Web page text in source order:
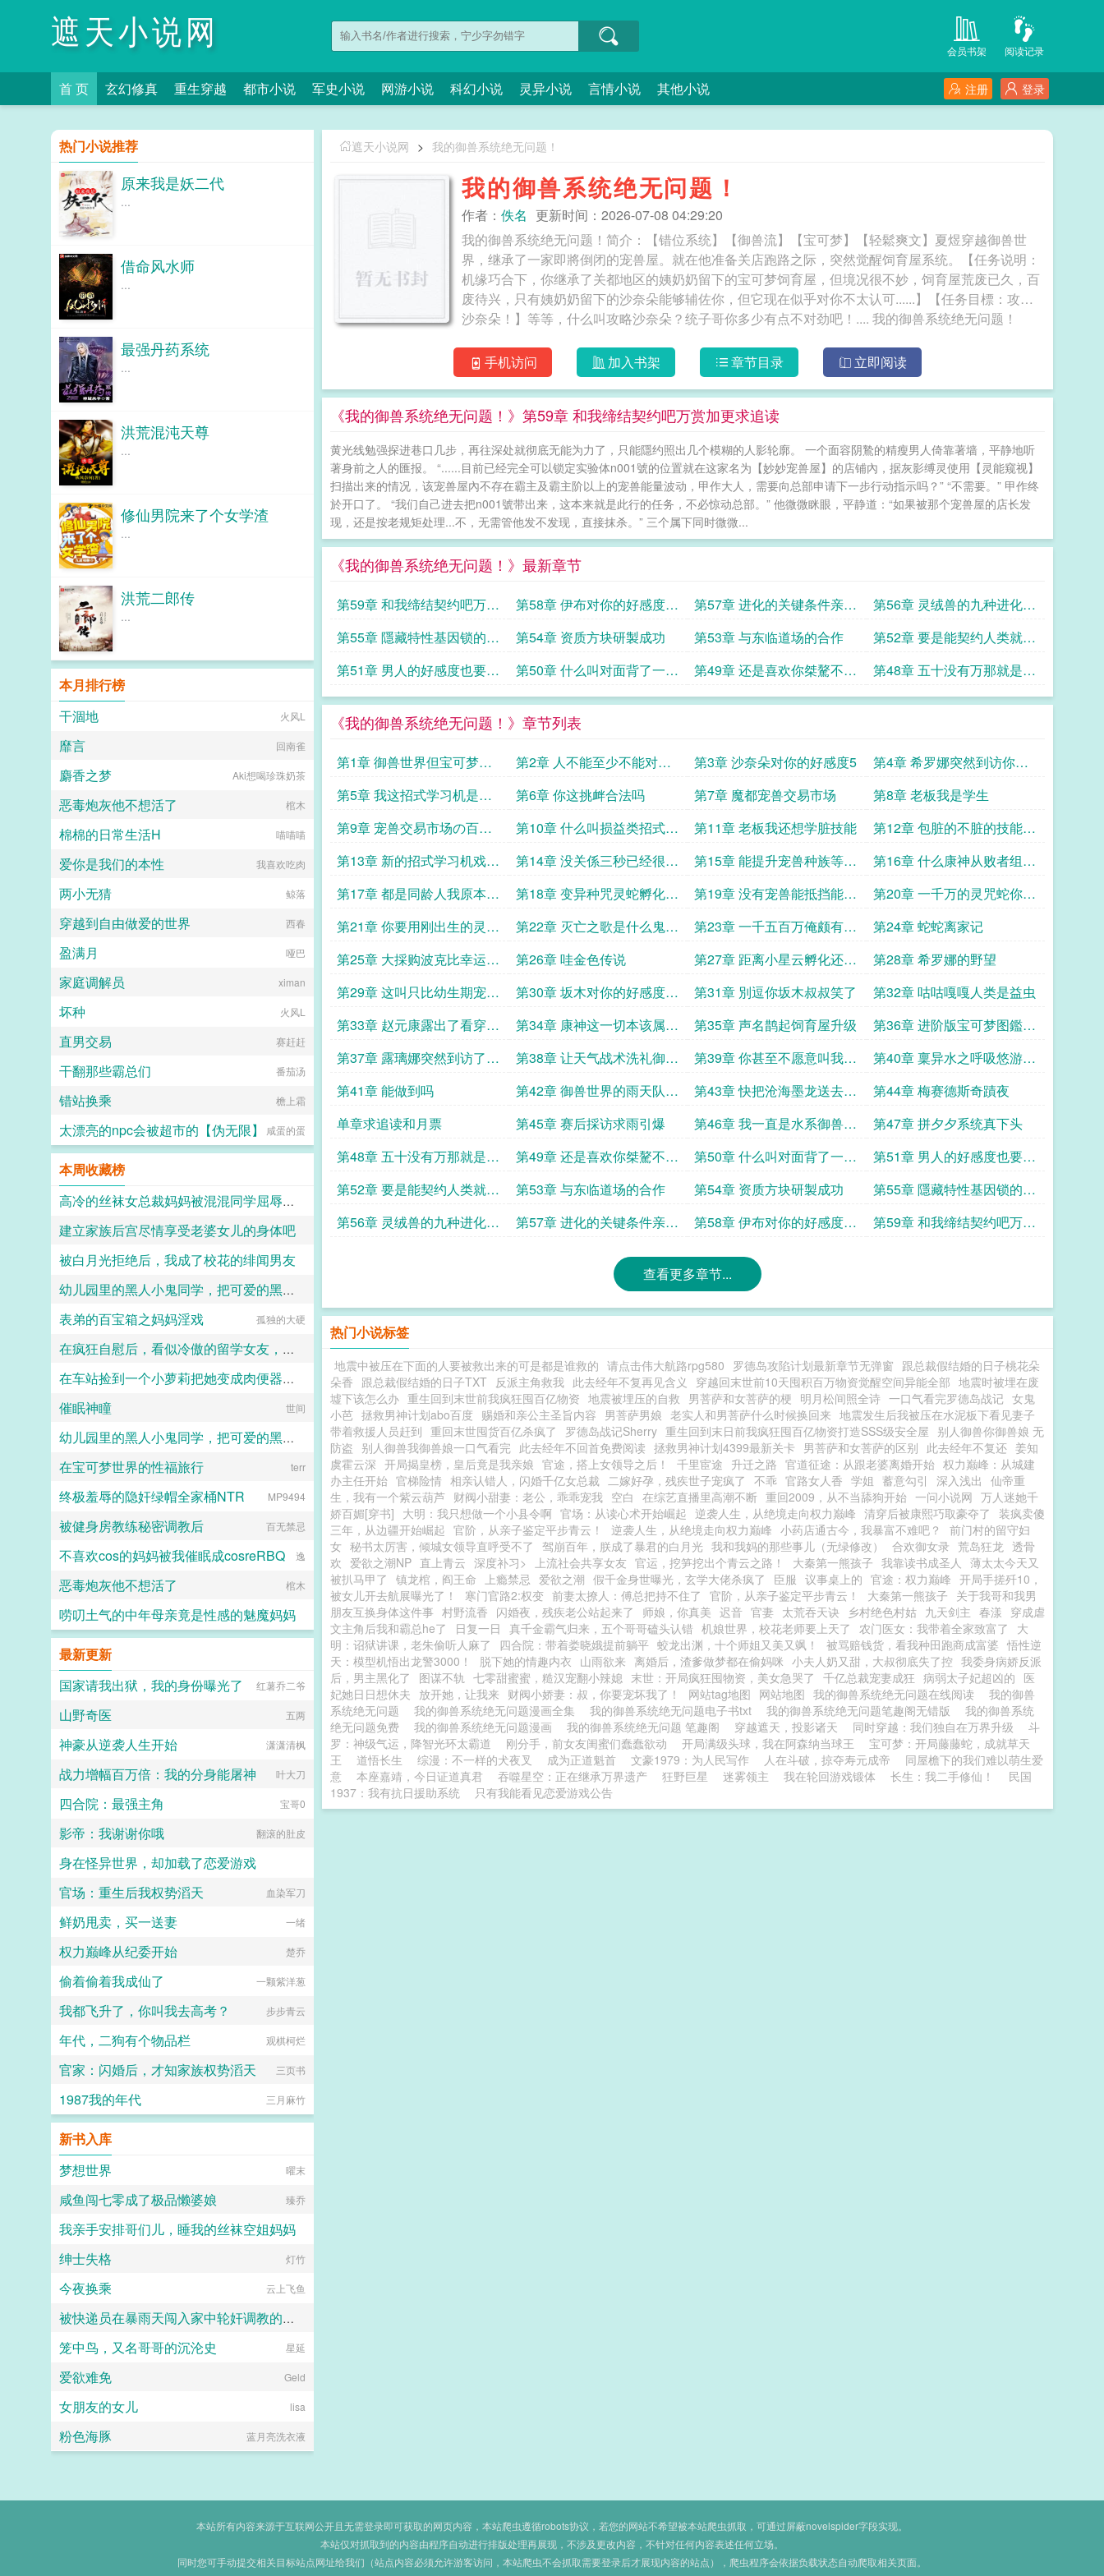
遮天小说网 阅读记录
会员书架
首 页 玄幻修真 重生穿越 都市小说 军史小说 网游小说 科幻小说 灵异小说 言情小说 其他小说 登录
注册
遮天小说网 > 我的御兽系统绝无问题！
我的御兽系统绝无问题！
作者： 佚名 更新时间：2026-07-08 04:29:20
我的御兽系统绝无问题！简介：【错位系统】【御兽流】【宝可梦】【轻鬆爽文】夏煜穿越御兽世
界，继承了一家即將倒闭的宠兽屋。就在他准备关店跑路之际，突然觉醒饲育屋系统。【任务说明：
机缘巧合下，你继承了关都地区的姨奶奶留下的宝可梦饲育屋，但境况很不妙，饲育屋荒废已久，百
废待兴，只有姨奶奶留下的沙奈朵能够辅佐你，但它现在似乎对你不太认可......】【任务目標：攻略
沙奈朵！】等等，什么叫攻略沙奈朵？统子哥你多少有点不对劲吧！.... 我的御兽系统绝无问题！
手机访问 加入书架 章节目录 立即阅读
《我的御兽系统绝无问题！》第59章 和我缔结契约吧万赏加更求追读
黄光线勉强探进巷口几步，再往深处就彻底无能为力了，只能隱约照出几个模糊的人影轮廓。 一个面容阴鷙的精瘦男人倚靠著墙，平静地听
著身前之人的匯报。 “......目前已经完全可以锁定实验体n001號的位置就在这家名为【妙妙宠兽屋】的店铺內，据灰影缚灵使用【灵能窥视】
扫描出来的情况，该宠兽屋內不存在霸主及霸主阶以上的宠兽能量波动，甲作大人，需要向总部申请下一步行动指示吗？” “不需要。” 甲作终
於开口了。 “我们自己进去把n001號带出来，这本来就是此行的任务，不必惊动总部。” 他微微眯眼，平静道：“如果被那个宠兽屋的店长发
现，还是按老规矩处理...不，无需管他发不发现，直接抹杀。” 三个属下同时微微...
《我的御兽系统绝无问题！》最新章节
第59章 和我缔结契约吧万赏
加更求追读
第58章 伊布对你的好感度10
求票求追读
第57章 进化的关键条件亲密
度
第56章 灵绒兽的九种进化形
態
第55章 隱藏特性基因锁的灵
绒兽
第54章 资质方块研製成功 第53章 与东临道场的合作
第52章 要是能契约人类就好
了求票求追读
第51章 男人的好感度也要涨
吗
第50章 什么叫对面背了一座
泉水和我打求票求追读
第49章 还是喜欢你桀驁不驯
的样子
第48章 五十没有万那就是块
咯求票求追读
《我的御兽系统绝无问题！》章节列表
第1章 御兽世界但宝可梦系
统
第2章 人不能至少不能对宠
兽
第3章 沙奈朵对你的好感度5
第4章 希罗娜突然到访你的
饲育屋
第5章 我这招式学习机是祖
传的
第6章 你这挑衅合法吗 第7章 魔都宠兽交易市场
第8章 老板我是学生
第9章 宠兽交易市场の百万
撤离
第10章 什么叫损益类招式不
能用了
第11章 老板我还想学脏技能
第12章 包脏的不脏的技能我
不教
第13章 新的招式学习机戏法
空间
第14章 没关係三秒已经很棒
了
第15章 能提升宠兽种族等级
的能量方块
第16章 什么康神从败者组爬
上来了真的假的
第17章 都是同龄人我原本没
想降维打击求追读
第18章 变异种咒灵蛇孵化遗
传招式灭亡之歌求追读
第19章 没有宠兽能抵挡能量
方块的诱惑
第20章 一千万的灵咒蛇你抢
劫呢
第21章 你要用刚出生的灵咒
蛇挑战稚火蜥
第22章 灭亡之歌是什么鬼臥
槽
第23章 一千五百万俺颇有佳
姿
第24章 蛇蛇离家记
第25章 大採购波克比幸运转
盘十连抽
第26章 哇金色传说
第27章 距离小星云孵化还剩
二十天
第28章 希罗娜的野望
第29章 这叫只比幼生期宠兽
大一点点
第30章 坂木对你的好感度提
升了
第31章 別逗你坂木叔叔笑了
第32章 咕咕嘎嘎人类是益虫
第33章 赵元康露出了看穿一
切的目光
第34章 康神这一切本该属於
你
第35章 声名鹊起饲育屋升级
第36章 进阶版宝可梦图鑑全
新进化途径求票求追读
第37章 露璃娜突然到访了你
的饲育屋
第38章 让天气战术洗礼御兽
世界求票求追读
第39章 你甚至不愿意叫我一
声店长
第40章 稟异水之呼吸悠游自
如求票求追读
第41章 能做到吗
第42章 御兽世界的雨天队首
秀求票求追读
第43章 快把沧海墨龙送去尿
检
第44章 梅赛德斯奇蹟夜
单章求追读和月票
第45章 赛后採访求雨引爆
第46章 我一直是水系御兽师
啊求票求追读
第47章 拼夕夕系统真下头
第48章 五十没有万那就是块
咯求票求追读
第49章 还是喜欢你桀驁不驯
的样子
第50章 什么叫对面背了一座
泉水和我打求票求追读
第51章 男人的好感度也要涨
吗
第52章 要是能契约人类就好
了求票求追读
第53章 与东临道场的合作 第54章 资质方块研製成功
第55章 隱藏特性基因锁的灵
绒兽
第56章 灵绒兽的九种进化形
第57章 进化的关键条件亲密
第58章 伊布对你的好感度10
第59章 和我缔结契约吧万赏
查看更多章节...
热门小说标签
地震中被压在下面的人要被救出来的可是都是谁救的 请点击伟大航路rpg580 罗德岛攻陷计划最新章节无弹窗 跟总裁假结婚的日子桃花朵
朵香 跟总裁假结婚的日子TXT 反派主角救我 此去经年不复再见含义 穿越回末世前10天囤积百万物资觉醒空间异能全部 地震时被埋在废
墟下该怎么办 重生回到末世前我疯狂囤百亿物资 地震被埋压的自救 男菩萨和女菩萨的梗 明月松间照全诗 一口气看完罗德岛战记 女鬼
小芭 拯救男神计划abo百度 赐婚和亲公主圣旨内容 男菩萨男娘 老实人和男菩萨什么时候换回来 地震发生后我被压在水泥板下看见妻子
带着救援人员赶到 重回末世囤货百亿杀疯了 罗德岛战记Sherry 重生回到末日前我疯狂囤百亿物资打造SSS级安全屋 别人御兽你御兽娘 无
防盗 别人御兽我御兽娘一口气看完 此去经年不回首免费阅读 拯救男神计划4399最新关卡 男菩萨和女菩萨的区别 此去经年不复还 姜知
虞霍云深 开局揭皇榜，皇后竟是我亲娘 官途，搭上女领导之后！ 千里宦途 升迁之路 官道征途：从跟老婆离婚开始 权力巅峰：从城建
办主任开始 官梯险情 相亲认错人，闪婚千亿女总裁 二嫁好孕，残疾世子宠疯了 不乖 官路女人香 学姐 蓄意勾引 深入浅出 仙帝重
生，我有一个紫云葫芦 财阀小甜妻：老公，乖乖宠我 空白 在综艺直播里高潮不断 重回2009，从不当舔狗开始 一问小说网 万人迷她千
娇百媚[穿书] 大明：我只想做一个小县令啊 官场：从读心术开始崛起 逆袭人生，从绝境走向权力巅峰 清穿后被康熙巧取豪夺了 装疯卖傻
三年，从边疆开始崛起 官阶，从亲子鉴定平步青云！ 逆袭人生，从绝境走向权力巅峰 小药店通古今，我暴富不难吧？
前门村的留守妇
女 秘书太厉害，倾城女领导直呼受不了 驾崩百年，朕成了暴君的白月光 我和我妈的那些事儿（无绿修改） 合欢御女录 荒岛狂龙 透骨
欢 爱欲之潮NP 直上青云 深度补习> 上流社会共享女友 官运，挖笋挖出个青云之路！ 大秦第一熊孩子 我靠读书成圣人 薄太太今天又
被扒马甲了 镇龙棺，阎王命 上瘾禁忌 爱欲之潮 假千金身世曝光，玄学大佬杀疯了 臣服 议事桌上的 官途：权力巅峰 开局手搓歼10，
被女儿开去航展曝光了！
寒门官路2:权变 前妻太撩人：傅总把持不住了 官阶，从亲子鉴定平步青云！ 大秦第一熊孩子 关于我哥和我男
朋友互换身体这件事 村野流香 闪婚夜，残疾老公站起来了 师娘，你真美 迟音 官妻 太荒吞天诀 乡村绝色村姑 九天剑主 春漾 穿成虐
文主角后我和霸总he了
日复一日 真千金霸气归来，五个哥哥磕头认错 机娘世界，校花老师要上天了 农门医女：我带着全家致富了
大
明：诏狱讲课，老朱偷听人麻了
四合院：带着娄晓娥提前躺平 蛟龙出渊，十个师姐又美又飒！ 被骂赔钱货，看我种田跑商成富婆 悟性逆
天：模型机悟出龙警3000！
脱下她的情趣内衣 山雨欲来 离婚后，渣爹做梦都在偷妈咪 小夫人奶又甜，大叔彻底失了控 我委身病娇反派
后，男主黑化了
图谋不轨 七零甜蜜蜜，糙汉宠翻小辣媳 末世：开局疯狂囤物资，美女急哭了 千亿总裁宠妻成狂 病弱太子妃超凶的 医
妃她日日想休夫 放开她，让我来 财阀小娇妻：叔，你要宠坏我了！ 网站tag地图 网站地图 我的御兽系统绝无问题在线阅读
我的御兽
系统绝无问题
我的御兽系统绝无问题漫画全集 我的御兽系统绝无问题电子书txt 我的御兽系统绝无问题笔趣阁无错版
我的御兽系统
绝无问题免费
我的御兽系统绝无问题漫画 我的御兽系统绝无问题 笔趣阁 穿越遮天，投影诸天 同时穿越：我们独自在万界升级
斗
罗：神级气运，降智光环太霸道
刚分手，前女友闺蜜们蠢蠢欲动 开局满级头球，我在阿森纳当球王
宝可梦：开局藤藤蛇，成就草天
王
道悟长生 综漫：不一样的犬夜叉 成为正道魁首 文豪1979：为人民写作 人在斗破，掠夺寿元成帝
同屋檐下的我们难以萌生爱
意
本座嘉靖，今日证道真君 吞噬星空：正在继承万界遗产 狂野巨星 迷雾领主 我在轮回游戏锻体 长生：我二手修仙！
民国
1937：我有抗日援助系统
只有我能看见恋爱游戏公告
热门小说推荐
原来我是妖二代
...
借命风水师
...
最强丹药系统
...
洪荒混沌天尊
...
修仙男院来了个女学渣
...
洪荒二郎传
...
本月排行榜
干涸地
火风L
靡言 回南雀
麝香之梦 Aki想喝珍珠奶茶
恶毒炮灰他不想活了 棺木
棉棉的日常生活H 喵喵喵
爱你是我们的本性 我喜欢吃肉
两小无猜 鲸落
穿越到自由做爱的世界 西春
盈满月 哑巴
家庭调解员 ximan
坏种 火风L
直男交易 赛赶赶
干翻那些霸总们 番茄汤
错站换乘 檐上霜
太漂亮的npc会被超市的【伪无限】 咸蛋的蛋
本周收藏榜
高冷的丝袜女总裁妈妈被混混同学屈辱玩弄
hhkdesu
建立家族后宫尽情享受老婆女儿的身体吧
若轻云闭月
被白月光拒绝后，我成了校花的绯闻男友
杰尼大魔王
幼儿园里的黑人小鬼同学，把可爱的黑丝吊带肥臀妈妈爆插到恶堕叫爹！（无绿改）
珍稀木种塞林木
表弟的百宝箱之妈妈淫戏 孤独的大硬
在疯狂自慰后，看似冷傲的留学女友，踩着高跟夹着湿润胯下，被黑人巨根玩成白痴性欲母猪了！
在车站捡到一个小萝莉把她变成肉便器精液尿壶
熊熊我啊最喜欢桉树叶了呢
催眠神瞳 世间
幼儿园里的黑人小鬼同学，把可爱的黑丝吊带肥臀妈妈爆插到恶堕叫爹！
琴师
在宝可梦世界的性福旅行 terr
终极羞辱的隐奸绿帽全家桶NTR MP9494
被健身房教练秘密调教后 百无禁忌
不喜欢cos的妈妈被我催眠成cosreRBQ 逸
恶毒炮灰他不想活了 棺木
唠叨土气的中年母亲竟是性感的魅魔妈妈
最新更新
国家请我出狱，我的身份曝光了
红薯乔二爷
山野奇医 五两
神豪从逆袭人生开始 潇潇清枫
战力增幅百万倍：我的分身能屠神 叶大刀
四合院：最强主角 宝哥0
影帝：我谢谢你哦 翻滚的肚皮
身在怪异世界，却加载了恋爱游戏
芊珏的提款机
官场：重生后我权势滔天 血染军刀
鲜奶甩卖，买一送妻 一绪
权力巅峰从纪委开始 楚乔
偷着偷着我成仙了 一颗紫洋葱
我都飞升了，你叫我去高考？ 步步青云
年代，二狗有个物品栏 观棋柯烂
官家：闪婚后，才知家族权势滔天 三页书
1987我的年代 三月麻竹
新书入库
梦想世界
曜末
咸鱼闯七零成了极品懒婆娘 臻乔
我亲手安排哥们儿，睡我的丝袜空姐妈妈
hhkdesu
绅士失格 灯竹
今夜换乘 云上飞鱼
被快递员在暴雨天闯入家中轮奸调教的高冷绝美母亲
张小凡
笼中鸟，又名哥哥的沉沦史 星延
爱欲难免 Geld
女朋友的女儿 lisa
粉色海豚 蓝月亮洗衣液
本站所有内容来源于互联网公开且无需登录即可获取的网页内容，本站爬虫遵循robots协议，若您的网站不希望被本站爬虫抓取，可通过屏蔽novelspider字段实现。
本站仅对抓取到的内容由程序自动进行排版处理再展现，不涉及更改内容，不针对任何内容表述任何立场。
同时您可手动提交相关目标站点网址给我们（站点内容必须允许游客访问，本站爬虫不会抓取需要登录后才展现内容的站点），爬虫程序会依据负载状态自动爬取相关页面。